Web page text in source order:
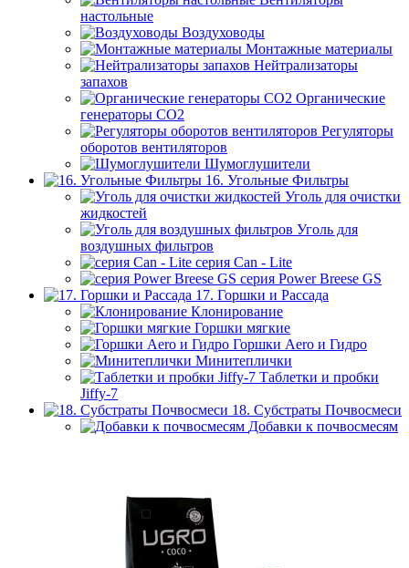
настольные
Воздуховоды
Монтажные материалы
Нейтрализаторы
запахов
Органические
генераторы СО2
Регуляторы
оборотов вентиляторов
Шумоглушители
16. Угольные Фильтры
Уголь для очистки
жидкостей
Уголь для
воздушных фильтров
серия Can - Lite
серия Power Breese GS
17. Горшки и Рассада
Клонирование
Горшки мягкие
Горшки Aero и Гидро
Минитеплички
Таблетки и пробки
Jiffy-7
18. Субстраты Почвосмеси
Добавки к почвосмесям